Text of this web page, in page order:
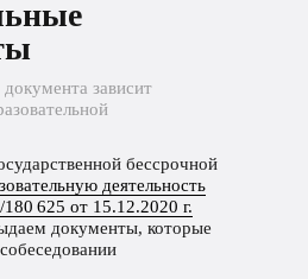
зависит
бессрочной
деятельность
625 от 15.12.2020 г.
документы, которые